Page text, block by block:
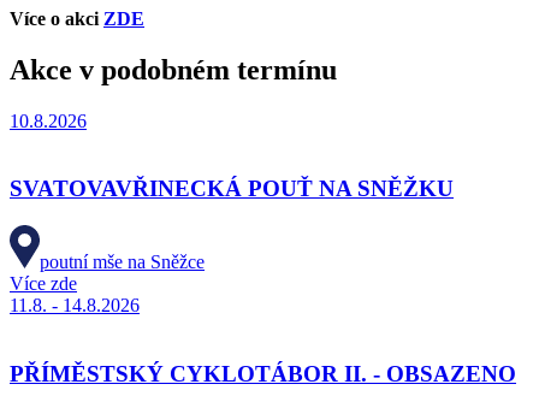
Více o akci ZDE
Akce v podobném termínu
10.8.2026
SVATOVAVŘINECKÁ POUŤ NA SNĚŽKU
poutní mše na Sněžce
Více zde
11.8. - 14.8.2026
PŘÍMĚSTSKÝ CYKLOTÁBOR II. - OBSAZENO